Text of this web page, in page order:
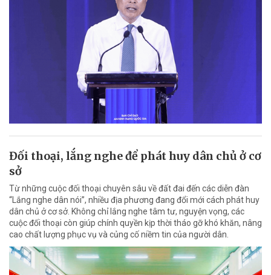
Đối thoại, lắng nghe để phát huy dân chủ ở cơ
sở
Từ những cuộc đối thoại chuyên sâu về đất đai đến các diễn đàn
“Lắng nghe dân nói”, nhiều địa phương đang đổi mới cách phát huy
dân chủ ở cơ sở. Không chỉ lắng nghe tâm tư, nguyện vọng, các
cuộc đối thoại còn giúp chính quyền kịp thời tháo gỡ khó khăn, nâng
cao chất lượng phục vụ và củng cố niềm tin của người dân.